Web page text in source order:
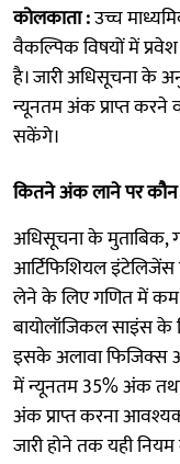
कोलकाता :उच्च
वैकल्पिक विषयों में
है। जारी अधिसूचना के
न्यूनतम अंक प्राप्त करने
सकेंगे।
कितने अंक लाने पर
अधिसूचना के मुताबिक,
आर्टिफिशियल इंटेलिजेंस
लेने के लिए गणित में कम
बायोलॉजिकल साइंस
इसके अलावा फिजिक्स
में न्यूनतम 35% अंक
अंक प्राप्त करना
जारी होने तक यही